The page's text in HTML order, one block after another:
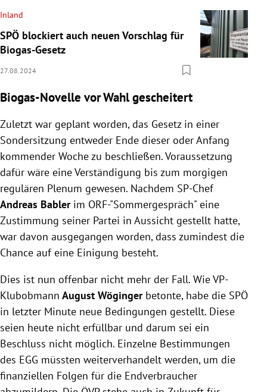
Inland
SPÖ blockiert auch neuen Vorschlag für
Biogas-Gesetz
27.08.2024
Biogas-Novelle vor Wahl gescheitert
Zuletzt war geplant worden, das Gesetz in einer
Sondersitzung entweder Ende dieser oder Anfang
kommender Woche zu beschließen. Voraussetzung
dafür wäre eine Verständigung bis zum morgigen
regulären Plenum gewesen. Nachdem SP-Chef
Andreas Babler im ORF-"Sommergespräch" eine
Zustimmung seiner Partei in Aussicht gestellt hatte,
war davon ausgegangen worden, dass zumindest die
Chance auf eine Einigung besteht.
Dies ist nun offenbar nicht mehr der Fall. Wie VP-
Klubobmann August Wögingerbetonte, habe die SPÖ
in letzter Minute neue Bedingungen gestellt. Diese
seien heute nicht erfüllbar und darum sei ein
Beschluss nicht möglich. Einzelne Bestimmungen
des EGG müssten weiterverhandelt werden, um die
finanziellen Folgen für die Endverbraucher